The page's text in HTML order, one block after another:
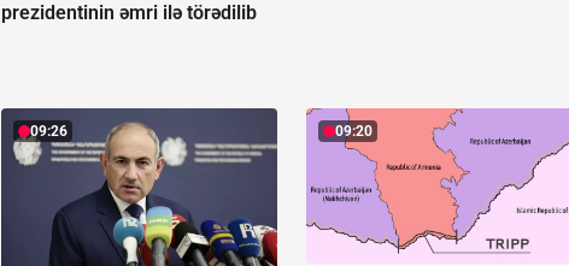
prezidentinin əmri ilə törədilib
09:26 09:20